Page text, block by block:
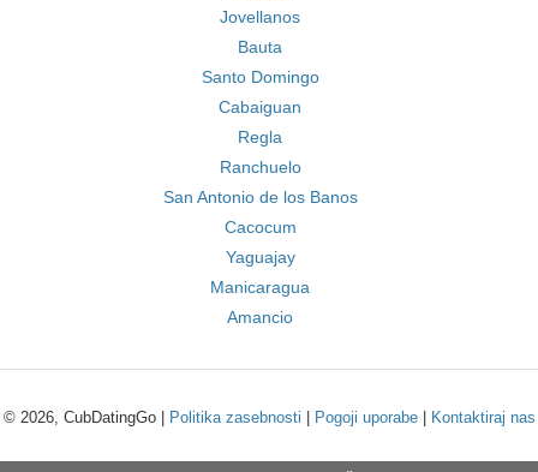
Jovellanos
Bauta
Santo Domingo
Cabaiguan
Regla
Ranchuelo
San Antonio de los Banos
Cacocum
Yaguajay
Manicaragua
Amancio
© 2026, CubDatingGo | Politika zasebnosti Pogoji uporabe| Kontaktiraj nas